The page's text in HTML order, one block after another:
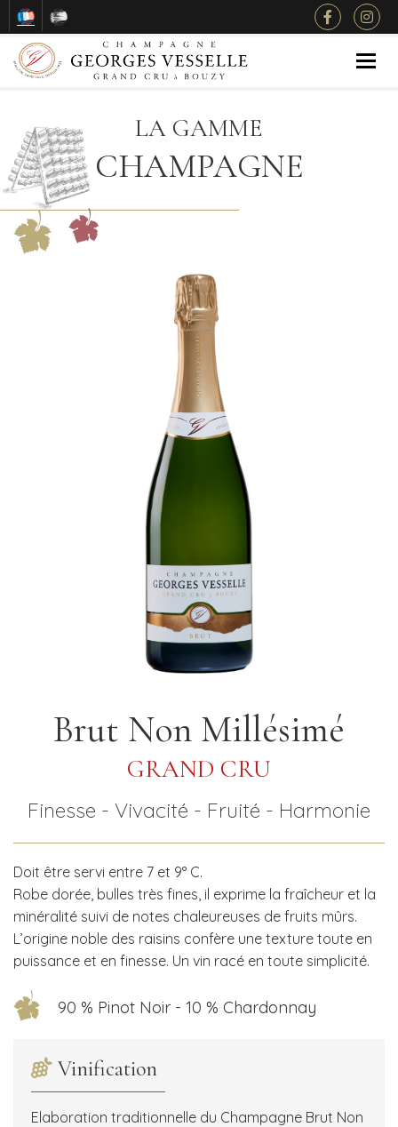
LA GAMME
CHAMPAGNE
Brut Non Millésimé
GRAND CRU
Finesse - Vivacité - Fruité - Harmonie
Doit être servi entre 7 et 9° C.
Robe dorée, bulles très fines, il exprime la fraîcheur et la
minéralité suivi de notes chaleureuses de fruits mûrs.
L’origine noble des raisins confère une texture toute en
puissance et en finesse. Un vin racé en toute simplicité.
90 % Pinot Noir - 10 % Chardonnay
Vinification
Elaboration traditionnelle du Champagne Brut Non